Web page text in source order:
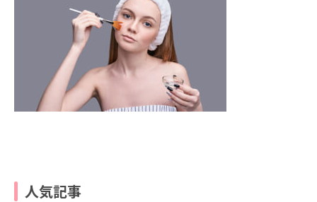
人気記事